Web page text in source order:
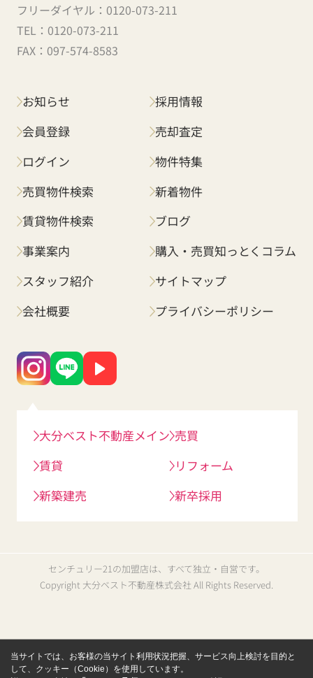
フリーダイヤル： 0120-073-211
TEL： 0120-073-211
FAX： 097-574-8583
お知らせ
会員登録
ログイン
売買物件検索
賃貸物件検索
事業案内
スタッフ紹介
会社概要
採用情報
売却査定
物件特集
新着物件
ブログ
購入・売買知っとくコラム
サイトマップ
プライバシーポリシー
大分ベスト不動産メイン
賃貸
新築建売
売買
リフォーム
新卒採用
センチュリー21の加盟店は、すべて独立・自営です。
Copyright 大分ベスト不動産株式会社 All Rights Reserved.
当サイトでは、お客様の当サイト利用状況把握、サービス向上検討を目的と
して、クッキー（Cookie）を使用しています。